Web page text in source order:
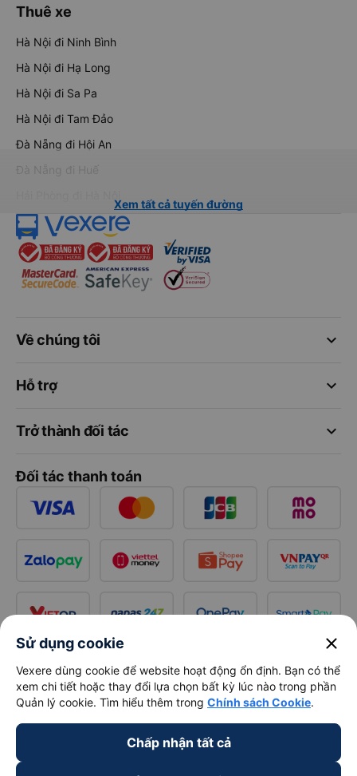
Thuê xe
Hà Nội đi Ninh Bình
Hà Nội đi Hạ Long
Hà Nội đi Sa Pa
Hà Nội đi Tam Đảo
Đà Nẵng đi Hội An
Đà Nẵng đi Huế
Xem tất cả tuyến đường
keyboard_arrow_down
Về chúng tôi
keyboard_arrow_down
Hỗ trợ
keyboard_arrow_down
Trở thành đối tác
Đối tác thanh toán
Sử dụng cookie close
Vexere dùng cookie để website hoạt động ổn định. Bạn có thể
xem chi tiết hoặc thay đổi lựa chọn bất kỳ lúc nào trong phần
Quản lý cookie. Tìm hiểu thêm trong Chính sách Cookie.
Chấp nhận tất cả